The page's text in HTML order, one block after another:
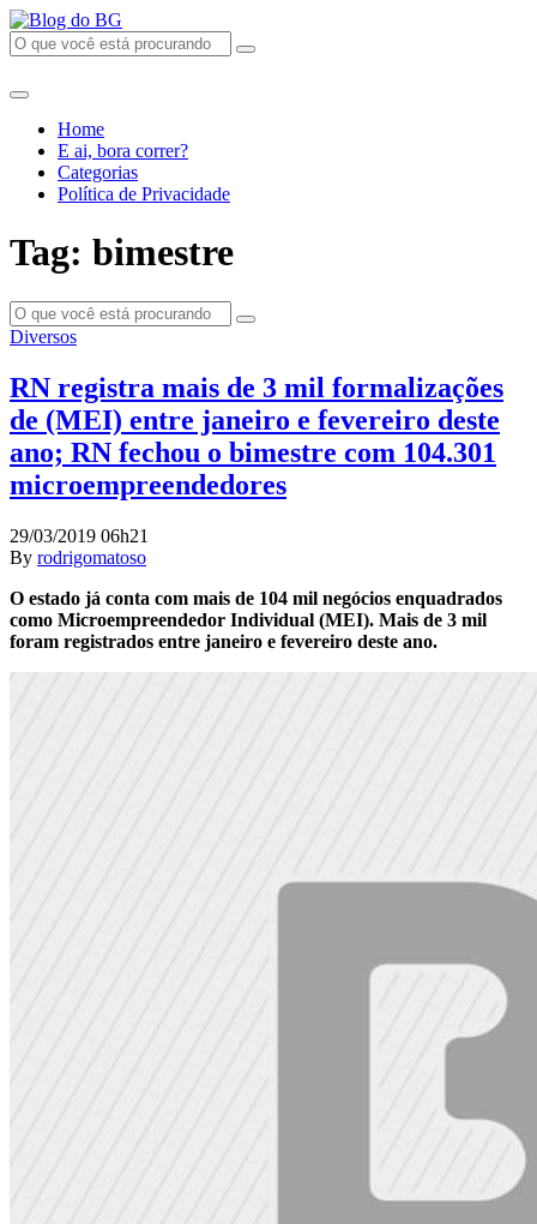
Home
E ai, bora correr?
Categorias
Política de Privacidade
Tag: bimestre
Diversos
RN registra mais de 3 mil formalizações
de (MEI) entre janeiro e fevereiro deste
ano; RN fechou o bimestre com 104.301
microempreendedores
29/03/2019 06h21
By rodrigomatoso
O estado já conta com mais de 104 mil negócios enquadrados
como Microempreendedor Individual (MEI). Mais de 3 mil
foram registrados entre janeiro e fevereiro deste ano.